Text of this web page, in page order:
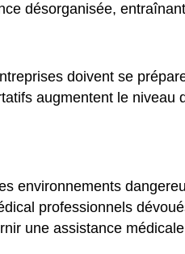
désorganisée,
doivent se
augmentent le
environnements
professionnels
une assistance